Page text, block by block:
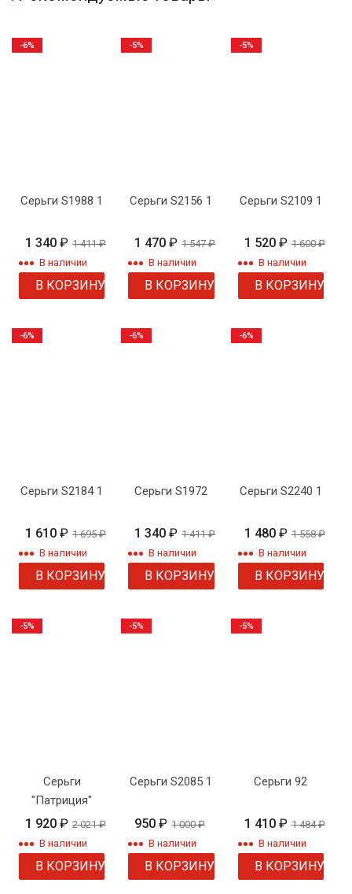
Серьги S1988 1
1 340 ₽ 1 411₽
В наличии
В КОРЗИНУ
-6%
Серьги S2156 1
1 470₽ 1 547₽
В наличии
В КОРЗИНУ
-5%
Серьги S2109 1
1 520 ₽ 1 600₽
В наличии
В КОРЗИНУ
-5%
Серьги S2184 1
1 610 ₽ 1 695₽
В наличии
В КОРЗИНУ
-6%
Серьги S1972
1 340₽ 1 411₽
В наличии
В КОРЗИНУ
-6%
Серьги S2240 1
1 480 ₽ 1 558₽
В наличии
В КОРЗИНУ
-6%
Серьги
"Патриция"
1 920 ₽ 2 021₽
В наличии
В КОРЗИНУ
-5%
Серьги S2085 1
950₽ 1 000₽
В наличии
В КОРЗИНУ
-5%
Серьги 92
1 410 ₽ 1 484₽
В наличии
В КОРЗИНУ
-5%